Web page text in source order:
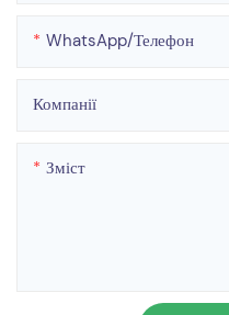
WhatsApp/телефон
Компанії
Зміст